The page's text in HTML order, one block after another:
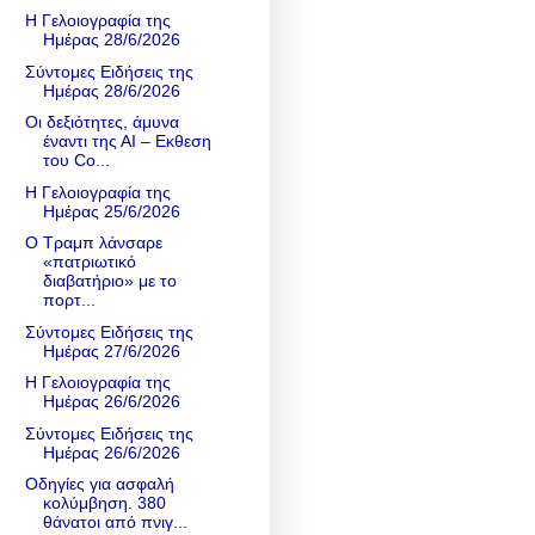
Η Γελοιογραφία της
Ημέρας 28/6/2026
Σύντομες Ειδήσεις της
Ημέρας 28/6/2026
Οι δεξιότητες, άμυνα
έναντι της ΑΙ – Εκθεση
του Co...
Η Γελοιογραφία της
Ημέρας 25/6/2026
Ο Τραμπ λάνσαρε
«πατριωτικό
διαβατήριο» με το
πορτ...
Σύντομες Ειδήσεις της
Ημέρας 27/6/2026
Η Γελοιογραφία της
Ημέρας 26/6/2026
Σύντομες Ειδήσεις της
Ημέρας 26/6/2026
Οδηγίες για ασφαλή
κολύμβηση. 380
θάνατοι από πνιγ...